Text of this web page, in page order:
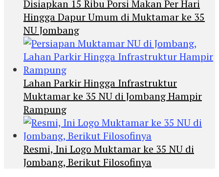
Disiapkan 15 Ribu Porsi Makan Per Hari
Hingga Dapur Umum di Muktamar ke 35
NU Jombang
Lahan Parkir Hingga Infrastruktur
Muktamar ke 35 NU di Jombang Hampir
Rampung
Resmi, Ini Logo Muktamar ke 35 NU di
Jombang, Berikut Filosofinya